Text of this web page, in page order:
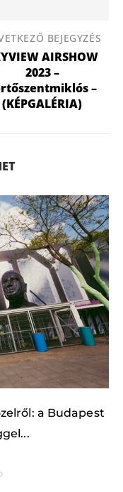
BEJEGYZÉS
AIRSHOW
2023 –
–
(KÉPGALÉRIA)
a Budapest